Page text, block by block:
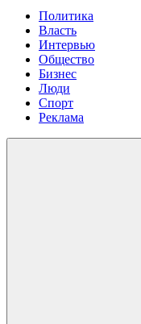
Политика
Власть
Интервью
Общество
Бизнес
Люди
Спорт
Реклама